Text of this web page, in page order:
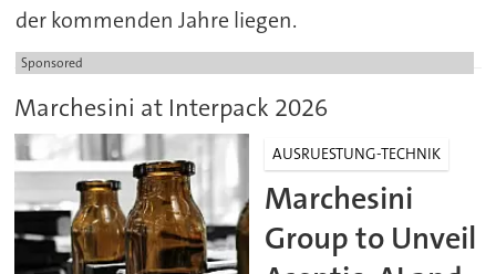
der kommenden Jahre liegen.
Sponsored
Marchesini at Interpack 2026
AUSRUESTUNG-TECHNIK
Marchesini
Group to Unveil